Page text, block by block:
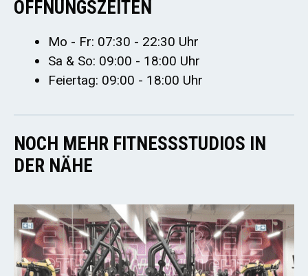
ÖFFNUNGSZEITEN
Mo - Fr: 07:30 - 22:30 Uhr
Sa & So: 09:00 - 18:00 Uhr
Feiertag: 09:00 - 18:00 Uhr
NOCH MEHR FITNESSSTUDIOS IN
DER NÄHE